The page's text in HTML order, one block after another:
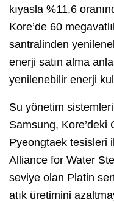
kıyasla %11,6
Kore’de 60
santralinden
enerji satın alma
yenilenebilir enerji
Su yönetim
Samsung, Kore’deki
Pyeongtaek tesisleri
Alliance for Water
seviye olan Platin
atık üretimini